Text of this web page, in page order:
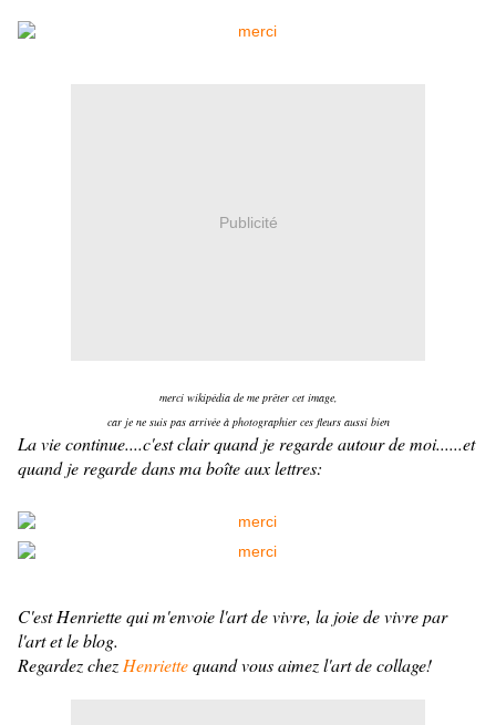
Publicité
merci wikipédia de me prêter cet image,
car je ne suis pas arrivée à photographier ces fleurs aussi bien
La vie continue....c'est clair quand je regarde autour de moi......et
quand je regarde dans ma boîte aux lettres:
C'est Henriette qui m'envoie l'art de vivre, la joie de vivre par
l'art et le blog.
Regardez chez Henriettequand vous aimez l'art de collage!